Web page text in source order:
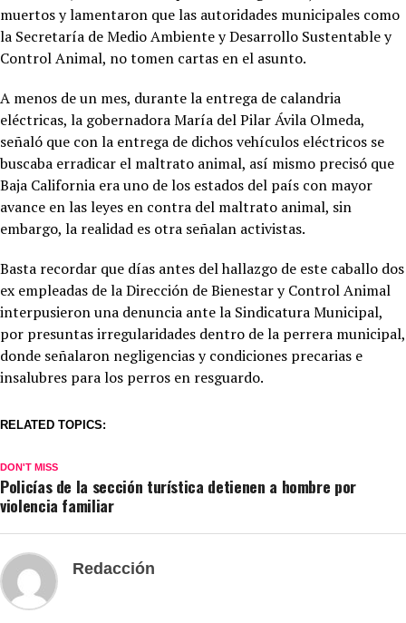
muertos y lamentaron que las autoridades municipales como
la Secretaría de Medio Ambiente y Desarrollo Sustentable y
Control Animal, no tomen cartas en el asunto.
A menos de un mes, durante la entrega de calandria
eléctricas, la gobernadora María del Pilar Ávila Olmeda,
señaló que con la entrega de dichos vehículos eléctricos se
buscaba erradicar el maltrato animal, así mismo precisó que
Baja California era uno de los estados del país con mayor
avance en las leyes en contra del maltrato animal, sin
embargo, la realidad es otra señalan activistas.
Basta recordar que días antes del hallazgo de este caballo dos
ex empleadas de la Dirección de Bienestar y Control Animal
interpusieron una denuncia ante la Sindicatura Municipal,
por presuntas irregularidades dentro de la perrera municipal,
donde señalaron negligencias y condiciones precarias e
insalubres para los perros en resguardo.
RELATED TOPICS:
DON'T MISS
Policías de la sección turística detienen a hombre por
violencia familiar
Redacción